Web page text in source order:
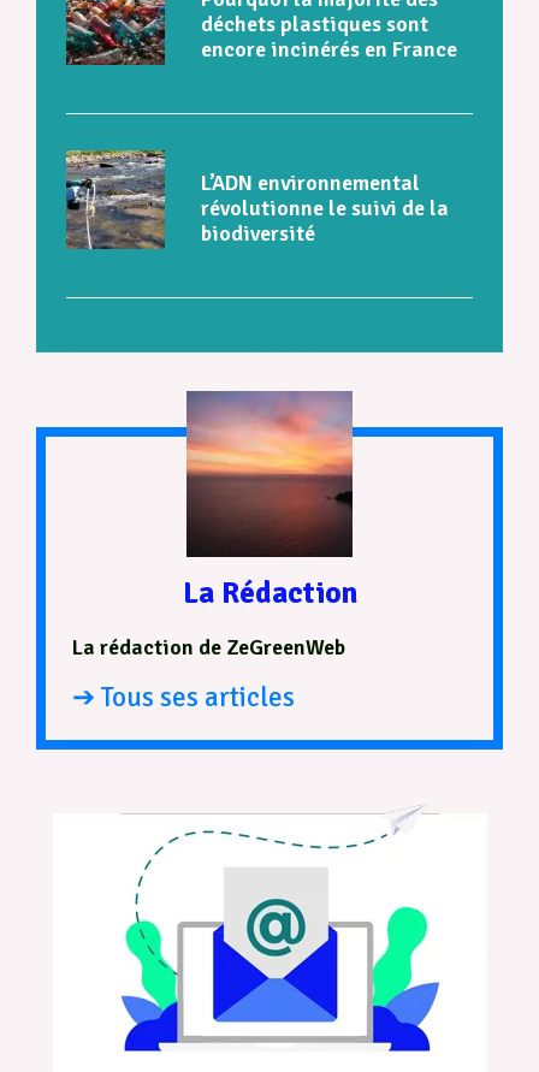
déchets plastiques sont
encore incinérés en France
L’ADN environnemental
révolutionne le suivi de la
biodiversité
La Rédaction
La rédaction de ZeGreenWeb
➔ Tous ses articles